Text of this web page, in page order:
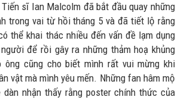
sĩ Ian Malcolm đã bắt đầu quay những
trong vai từ hồi tháng 5 và đã tiết lộ rằng
thể khai thác nhiều đến vấn đề lạm dụng
để rồi gây ra những thảm hoạ khủng
ông cũng cho biết mình rất vui mừng khi
vật mà mình yêu mến. Những fan hâm mộ
nhận thấy rằng poster chính thức của